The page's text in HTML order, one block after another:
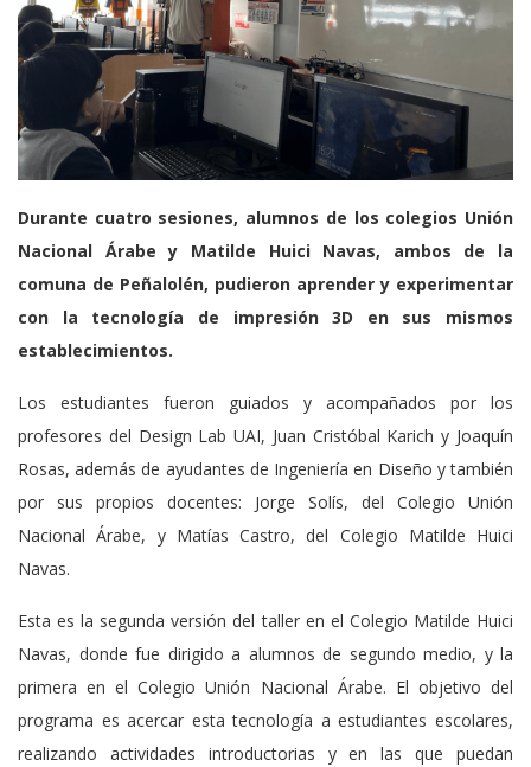
Durante cuatro sesiones, alumnos de los colegios Unión
Nacional Árabe y Matilde Huici Navas, ambos de la
comuna de Peñalolén, pudieron aprender y experimentar
con la tecnología de impresión 3D en sus mismos
establecimientos.
Los estudiantes fueron guiados y acompañados por los
profesores del Design Lab UAI, Juan Cristóbal Karich y Joaquín
Rosas, además de ayudantes de Ingeniería en Diseño y también
por sus propios docentes: Jorge Solís, del Colegio Unión
Nacional Árabe, y Matías Castro, del Colegio Matilde Huici
Navas.
Esta es la segunda versión del taller en el Colegio Matilde Huici
Navas, donde fue dirigido a alumnos de segundo medio, y la
primera en el Colegio Unión Nacional Árabe. El objetivo del
programa es acercar esta tecnología a estudiantes escolares,
realizando actividades introductorias y en las que puedan